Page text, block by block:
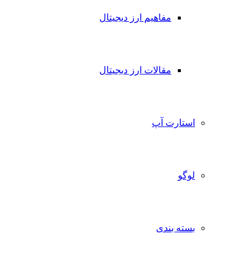
مفاهیم ارز دیجیتال
مقالات ارز دیجیتال
استارت آپ
لوگو
بسته بندی